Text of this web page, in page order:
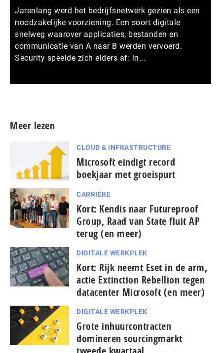
Jarenlang werd het bedrijfsnetwerk gezien als een
noodzakelijke voorziening. Een soort digitale
snelweg waarover applicaties, bestanden en
communicatie van A naar B werden vervoerd.
Security speelde zich elders af: in...
Meer lezen
CLOUD & INFRASTRUCTURE
Microsoft eindigt record
boekjaar met groeispurt
CARRIÈRE
Kort: Kendis naar Futureproof
Group, Raad van State fluit AP
terug (en meer)
DIGITALE WERKPLEK
Kort: Rijk neemt Eset in de arm,
actie Extinction Rebellion tegen
datacenter Microsoft (en meer)
DIGITALE WERKPLEK
Grote inhuurcontracten
domineren sourcingmarkt